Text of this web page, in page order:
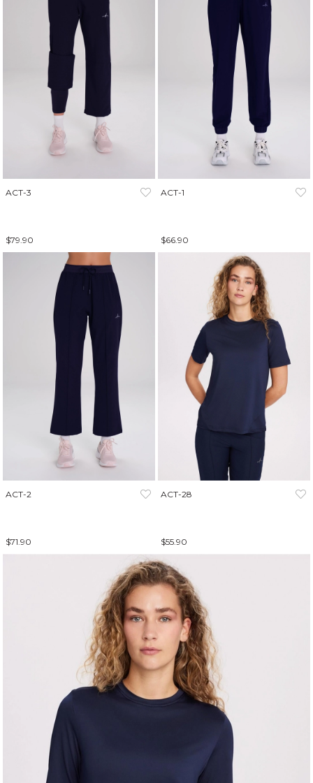
ACT-3
$79.90
ACT-1
$66.90
ACT-2
$71.90
ACT-28
$55.90